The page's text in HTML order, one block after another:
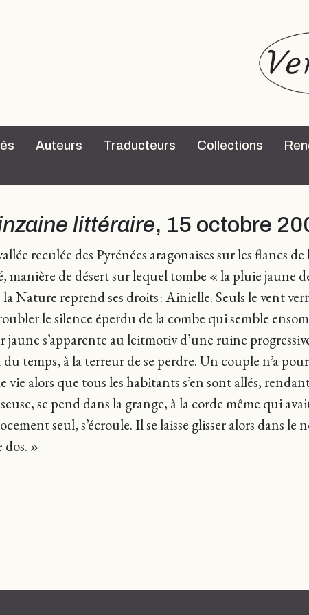
Auteurs Traducteurs Collections
littéraire, 15 octobre
reculée des Pyrénées aragonaises sur les flancs
manière de désert sur lequel tombe « la pluie jaune
Nature reprend ses droits : Ainielle. Seuls le vent
le silence éperdu de la combe qui semble
jaune s’apparente au leitmotiv d’une ruine
temps, à la terreur de se perdre. Un couple n’a
vie alors que tous les habitants s’en sont allés,
se pend dans la grange, à la corde même qui
seul, s’écroule. Il se laisse glisser alors dans
»